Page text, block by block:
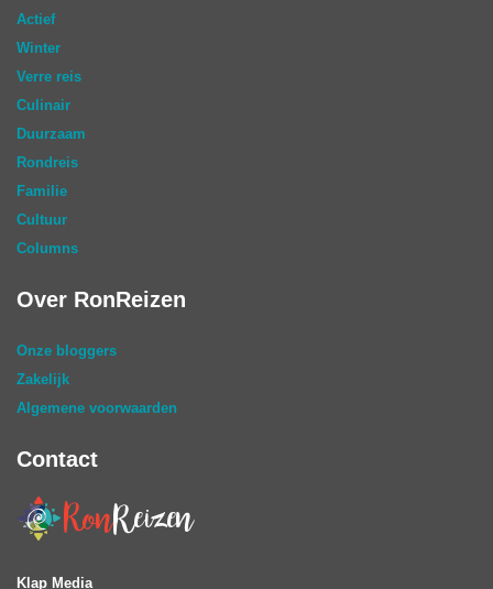
Actief
Winter
Verre reis
Culinair
Duurzaam
Rondreis
Familie
Cultuur
Columns
Over RonReizen
Onze bloggers
Zakelijk
Algemene voorwaarden
Contact
Klap Media